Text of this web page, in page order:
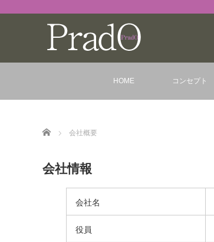
HOME コンセプト
Home 会社概要
会社情報
会社名
役員